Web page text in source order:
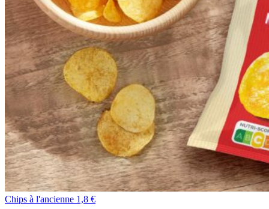
Chips à l'ancienne 1,8 €